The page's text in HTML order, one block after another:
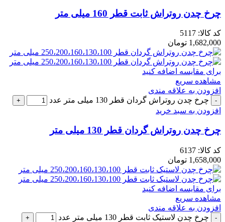
چرخ چدن روتراش ثابت قطر 160 میلی متر
کد کالا: 5117
1,682,000 تومان
برای مقایسه اضافه کنید
مشاهده سریع
افزودن به علاقه مندی
چرخ چدن روتراش گردان قطر 130 میلی متر عدد
افزودن به سبد خرید
چرخ چدن روتراش گردان قطر 130 میلی متر
کد کالا: 6137
1,658,000 تومان
برای مقایسه اضافه کنید
مشاهده سریع
افزودن به علاقه مندی
چرخ چدن لاستیک ثابت قطر 130 میلی متر عدد